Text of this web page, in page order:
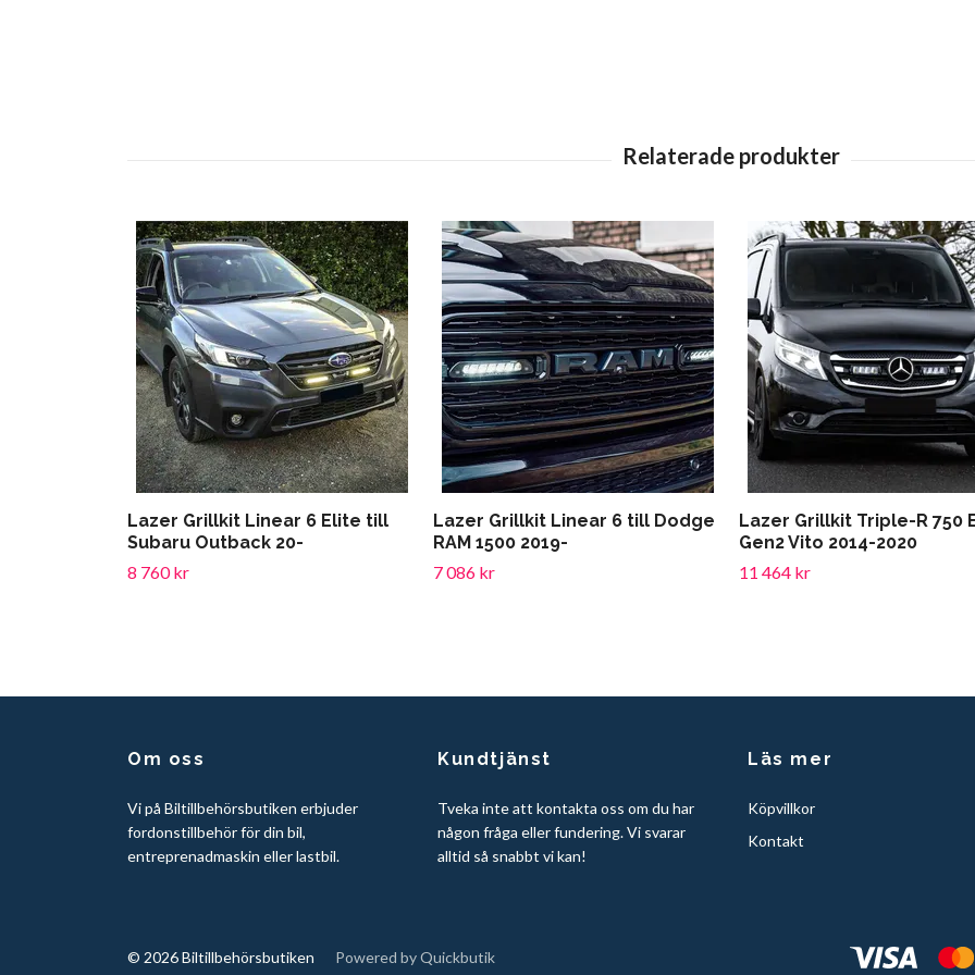
Lazer Grillkit Linear 6 Elite till
Subaru Outback 20-
8 760 kr
Lazer Grillkit Linear 6 till Dodge
RAM 1500 2019-
7 086 kr
Lazer Grillkit Triple-R 750
Gen2 Vito 2014-2020
11 464 kr
Om oss
Vi på Biltillbehörsbutiken erbjuder
fordonstillbehör för din bil,
entreprenadmaskin eller lastbil.
Kundtjänst
Tveka inte att kontakta oss om du har
någon fråga eller fundering. Vi svarar
alltid så snabbt vi kan!
Läs mer
Köpvillkor
Kontakt
© 2026 Biltillbehörsbutiken Powered by Quickbutik